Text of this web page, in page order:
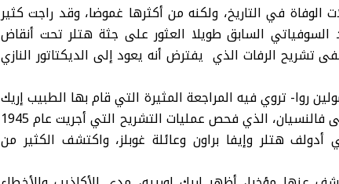
في التاريخ، ولكنه من أكثرها غموضا، وقد راجت كثير
السوفياتي السابق طويلا العثور على جثة هتلر تحت أنقاض
الرفات الذي يفترض أنه يعود إلى الديكتاتور النازي
روا- تروي فيه المراجعة المثيرة التي قام بها الطبيب إريك
لورييه، رئيس الوحدة الطبية القضائية في مستشفى فالنسيان، الذي فحص عمليات التشريح التي أجريت عام 1945
هتلر وإيفا براون وعائلة غوبلز، واكتشف الكثير من